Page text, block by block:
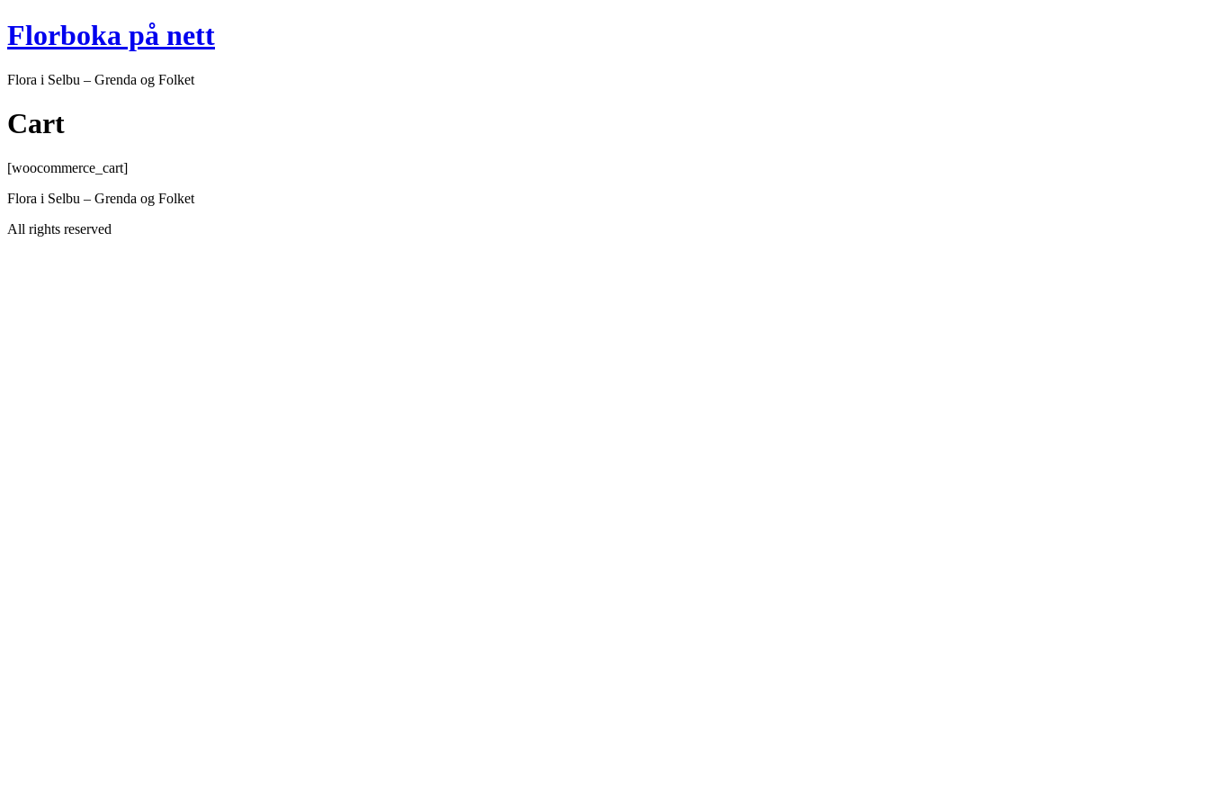
Skip
to
Florboka på nett
Flora i Selbu – Grenda og Folket
Cart
[woocommerce_cart]
Flora i Selbu – Grenda og Folket
All rights reserved